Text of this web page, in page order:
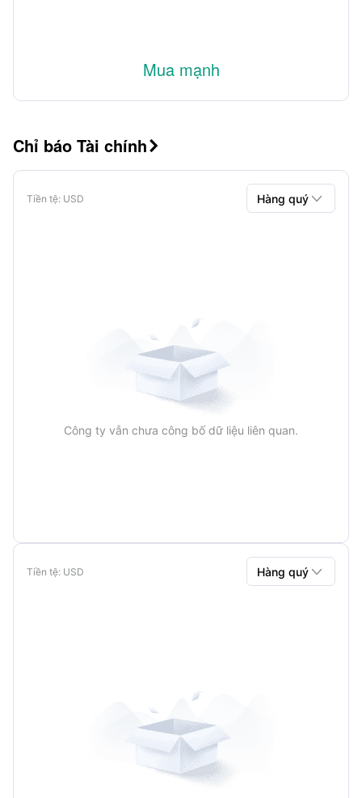
Mua mạnh
Chỉ báo Tài chính 
Tiền tệ: USD Hàng quý 
Công ty vẫn chưa công bố dữ liệu liên quan.
Tiền tệ: USD Hàng quý 